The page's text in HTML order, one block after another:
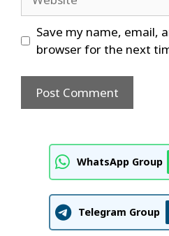
Save my name, email,
browser for the next
WhatsApp Group
Telegram Group